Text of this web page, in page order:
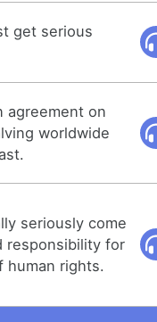
get serious
agreement on
worldwide
seriously come
responsibility for
human rights.